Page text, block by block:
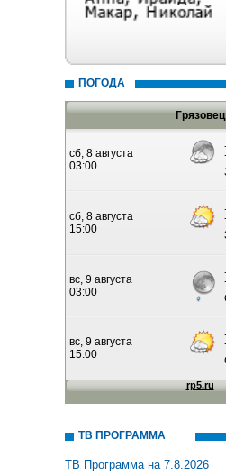
ПОГОДА
Грязовец
ТВ ПРОГРАММА
ТВ Программа на 7.8.2026